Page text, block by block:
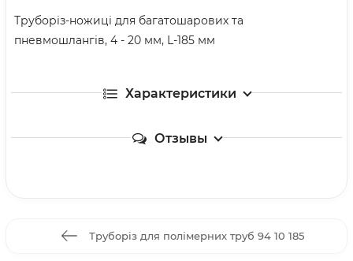
Труборіз-ножиці для багатошарових та
пневмошлангів, 4 - 20 мм, L-185 мм
Характеристики
Отзывы
Труборіз для полімерних труб 94 10 185